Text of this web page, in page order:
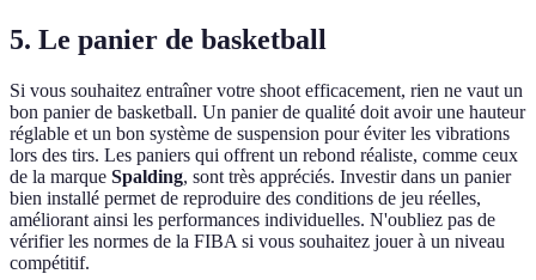
5. Le panier de basketball
Si vous souhaitez entraîner votre shoot efficacement, rien ne vaut un
bon panier de basketball. Un panier de qualité doit avoir une hauteur
réglable et un bon système de suspension pour éviter les vibrations
lors des tirs. Les paniers qui offrent un rebond réaliste, comme ceux
de la marque Spalding, sont très appréciés. Investir dans un panier
bien installé permet de reproduire des conditions de jeu réelles,
améliorant ainsi les performances individuelles. N'oubliez pas de
vérifier les normes de la FIBA si vous souhaitez jouer à un niveau
compétitif.